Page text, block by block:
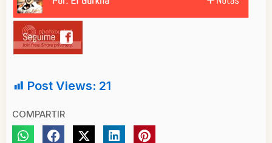
Post Views: 21
COMPARTIR